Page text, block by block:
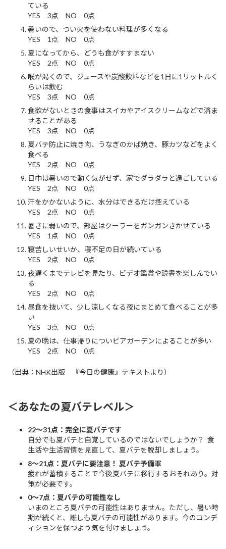
ている
YES 3点 NO 0点
暑いので、つい火を使わない料理が多くなる
YES 1点 NO 0点
夏になってから、どうも食がすすまない
YES 2点 NO 0点
喉が渇くので、ジュースや炭酸飲料などを1日に1リットルく
らいは飲む
YES 3点 NO 0点
食欲がないときの食事はスイカやアイスクリームなどで済ま
せることがある
YES 3点 NO 0点
夏バテ防止に焼き肉、うなぎのかば焼き、豚カツなどをよく
食べる
YES 2点 NO 0点
日中は暑いので動く気がせず、家でダラダラと過ごしている
YES 2点 NO 0点
汗をかかないように、水分はできるだけ控えている
YES 2点 NO 0点
暑さに弱いので、部屋はクーラーをガンガンきかせている
YES 1点 NO 0点
寝苦しいせいか、寝不足の日が続いている
YES 2点 NO 0点
夜遅くまでテレビを見たり、ビデオ鑑賞や読書を楽しんでい
る
YES 2点 NO 0点
昼食を抜いて、少し涼しくなる夜にまとめて食べることが多
い
YES 3点 NO 0点
夏の晩は、仕事帰りについビアガーデンによることが多い
YES 2点 NO 0点
（出典：NHK出版 『今日の健康』テキストより）
＜あなたの夏バテレベル＞
22～31点：完全に夏バテです
自分でも夏バテと自覚しているのではないでしょうか？ 食
生活や生活習慣を見直して、夏バテを脱却しましょう。
8～21点：夏バテに要注意！ 夏バテ予備軍
疲れが蓄積することで今後夏バテに移行するおそれあり。対
策が必要です。
0～7点：夏バテの可能性なし
いまのところ夏バテの可能性はありません。ただし、暑い時
期が続くと、誰しも夏バテの可能性があります。今のコンデ
ィションを保つよう気を付けましょう。